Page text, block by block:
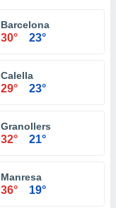
Barcelona
30° 23°
Calella
29° 23°
Granollers
32° 21°
Manresa
36° 19°